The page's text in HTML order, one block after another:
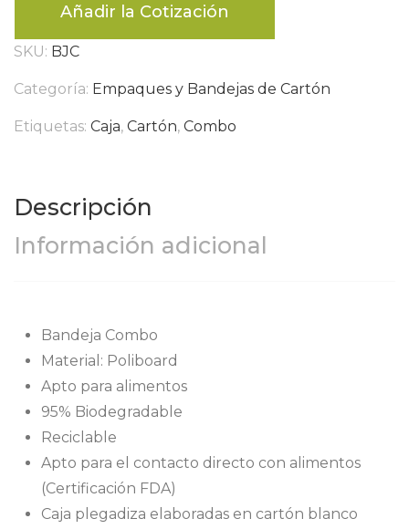
Añadir la Cotización
SKU: BJC
Categoría: Empaques y Bandejas de Cartón
Etiquetas: Caja, Cartón, Combo
Descripción
Información adicional
Bandeja Combo
Material: Poliboard
Apto para alimentos
95% Biodegradable
Reciclable
Apto para el contacto directo con alimentos
(Certificación FDA)
Caja plegadiza elaboradas en cartón blanco